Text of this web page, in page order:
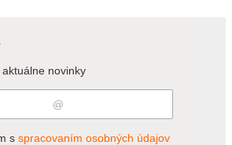
novinky
s spracovaním osobných údajov